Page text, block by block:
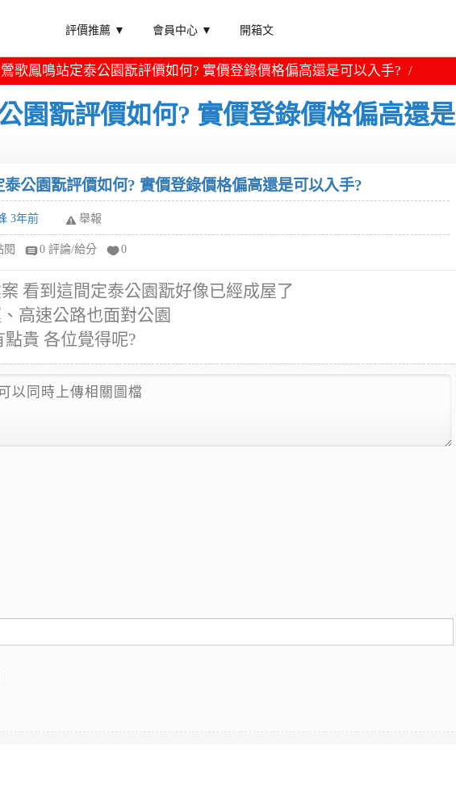
評價推薦 ▼ 會員中心 ▼ 開箱文
鶯歌鳳鳴站定泰公園翫評價如何? 實價登錄價格偏高還是可以入手?
園翫評價如何? 實價登錄價格偏高還是
泰公園翫評價如何? 實價登錄價格偏高還是可以入手?
3年前 舉報
閱 0 評論/給分 0
看到這間定泰公園翫好像已經成屋了
高速公路也面對公園
貴 各位覺得呢?